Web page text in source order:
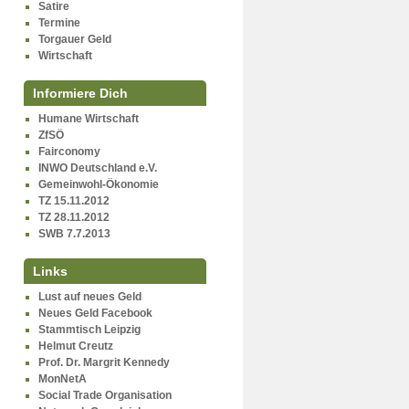
Satire
Termine
Torgauer Geld
Wirtschaft
Informiere Dich
Humane Wirtschaft
ZfSÖ
Fairconomy
INWO Deutschland e.V.
Gemeinwohl-Ökonomie
TZ 15.11.2012
TZ 28.11.2012
SWB 7.7.2013
Links
Lust auf neues Geld
Neues Geld Facebook
Stammtisch Leipzig
Helmut Creutz
Prof. Dr. Margrit Kennedy
MonNetA
Social Trade Organisation